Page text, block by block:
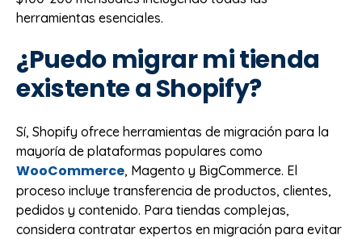
herramientas esenciales.
¿Puedo migrar mi tienda
existente a Shopify?
Sí, Shopify ofrece herramientas de migración para la
mayoría de plataformas populares como
WooCommerce, Magento y BigCommerce. El
proceso incluye transferencia de productos, clientes,
pedidos y contenido. Para tiendas complejas,
considera contratar expertos en migración para evitar